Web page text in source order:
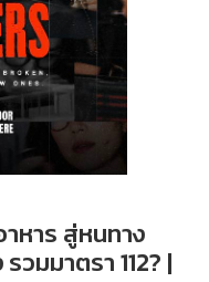
หาร สู่หนทาง
วมมาตรา 112? |